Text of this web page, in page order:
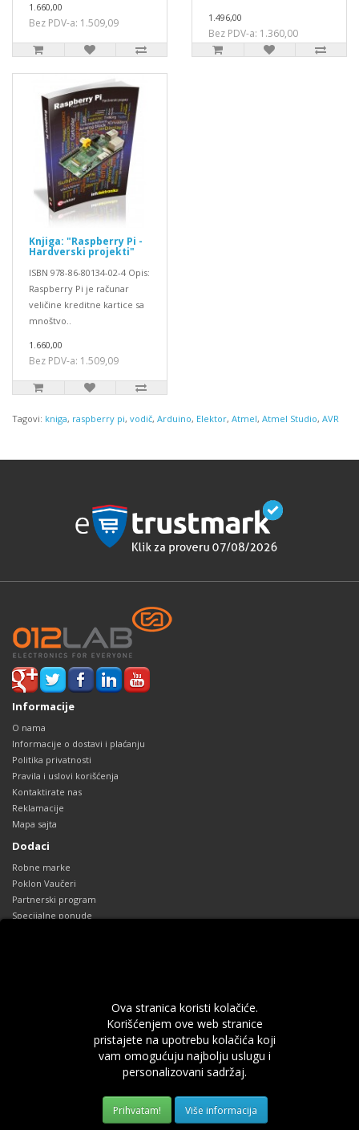
Ova stranica koristi kolačiće.
Korišćenjem ove web stranice
pristajete na upotrebu kolačića koji
vam omogućuju najbolju uslugu i
personalizovani sadržaj.
Više informacija
1.660,00
Bez PDV-a: 1.509,09
1.496,00
Bez PDV-a: 1.360,00
Knjiga: "Raspberry Pi -
Hardverski projekti"
ISBN 978-86-80134-02-4 Opis:
Raspberry Pi je računar
veličine kreditne kartice sa
mnoštvo..
1.660,00
Bez PDV-a: 1.509,09
Tagovi: kniga, raspberry pi, vodič, Arduino, Elektor, Atmel, Atmel Studio, AVR
Informacije
O nama
Informacije o dostavi i plaćanju
Politika privatnosti
Pravila i uslovi korišćenja
Kontaktirate nas
Reklamacije
Mapa sajta
Dodaci
Robne marke
Poklon Vaučeri
Partnerski program
Specijalne ponude
012lab.com.